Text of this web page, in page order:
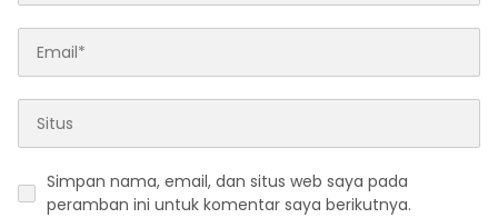
Simpan nama, email, dan situs web saya pada
peramban ini untuk komentar saya berikutnya.